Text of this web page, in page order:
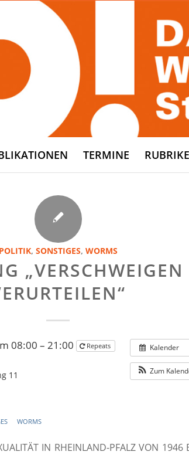
TERMINE
POLITIK, SONSTIGES, WORMS
Kalender
Zum
08:00 – 21:00 Repeats
11
WORMS
IN RHEINLAND-PFALZ VON